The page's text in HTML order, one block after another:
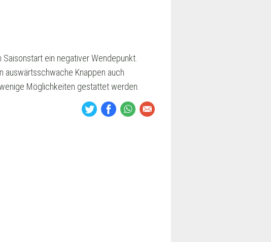
ein negativer Wendepunkt.
auswärtsschwache Knappen auch
Möglichkeiten gestattet werden.